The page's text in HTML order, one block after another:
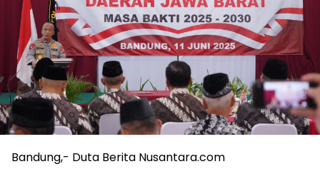
Bandung,- Duta Berita Nusantara.com